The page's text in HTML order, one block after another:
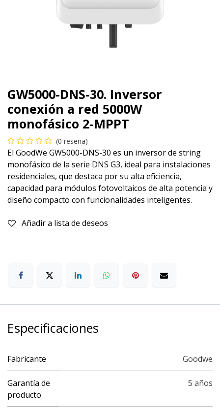
GW5000-DNS-30. Inversor
conexión a red 5000W
monofásico 2-MPPT
(0 reseña)
El GoodWe GW5000-DNS-30 es un inversor de string
monofásico de la serie DNS G3, ideal para instalaciones
residenciales, que destaca por su alta eficiencia,
capacidad para módulos fotovoltaicos de alta potencia y
diseño compacto con funcionalidades inteligentes.
Añadir a lista de deseos
Especificaciones
Fabricante Goodwe
Garantía de
producto
5 años